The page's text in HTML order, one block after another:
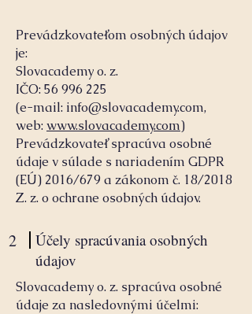
Prevádzkovateľom osobných údajov
je:
Slovacademy o. z.
IČO: 56 996 225
(e-mail: info@slovacademy.com,
web: www.slovacademy.com)
Prevádzkovateľ spracúva osobné
údaje v súlade s nariadením GDPR
(EÚ) 2016/679 a zákonom č. 18/2018
Z. z. o ochrane osobných údajov.
2
Účely spracúvania osobných
údajov
Slovacademy o. z. spracúva osobné
údaje za nasledovnými účelmi: